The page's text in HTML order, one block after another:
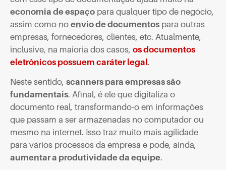
economia de espaço para qualquer tipo de negócio,
assim como no envio de documentos para outras
empresas, fornecedores, clientes, etc. Atualmente,
inclusive, na maioria dos casos, os documentos
eletrônicos possuem caráter legal.
Neste sentido, scanners para empresas são
fundamentais. Afinal, é ele que digitaliza o
documento real, transformando-o em informações
que passam a ser armazenadas no computador ou
mesmo na internet. Isso traz muito mais agilidade
para vários processos da empresa e pode, ainda,
aumentar a produtividade da equipe.